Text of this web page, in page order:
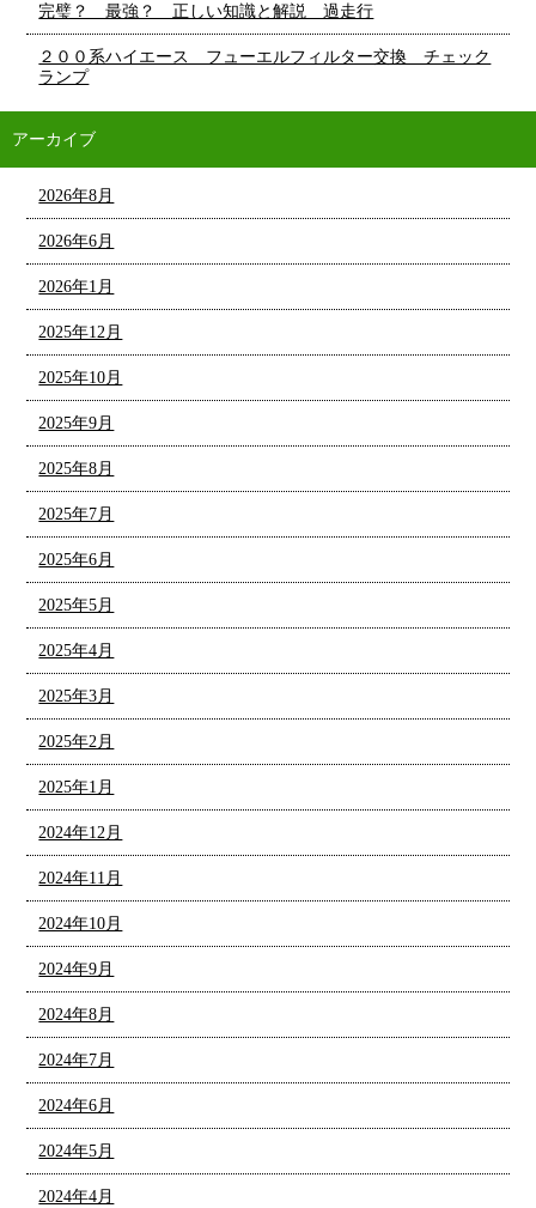
完璧？ 最強？ 正しい知識と解説 過走行
２００系ハイエース フューエルフィルター交換 チェック
ランプ
アーカイブ
2026年8月
2026年6月
2026年1月
2025年12月
2025年10月
2025年9月
2025年8月
2025年7月
2025年6月
2025年5月
2025年4月
2025年3月
2025年2月
2025年1月
2024年12月
2024年11月
2024年10月
2024年9月
2024年8月
2024年7月
2024年6月
2024年5月
2024年4月